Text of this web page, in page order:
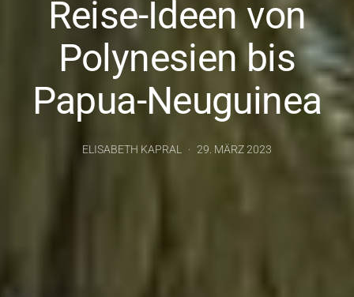
Reise-Ideen von
Polynesien bis
Papua-Neuguinea
ELISABETH KAPRAL 29. MÄRZ 2023